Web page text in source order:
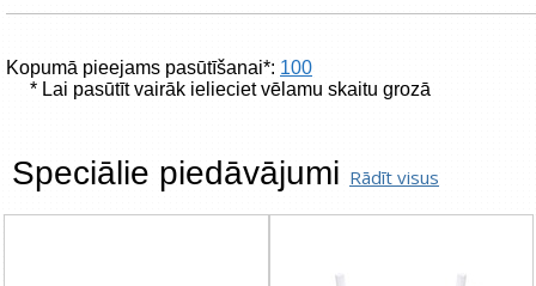
Kopumā pieejams pasūtīšanai*: 100
* Lai pasūtīt vairāk ielieciet vēlamu skaitu grozā
Speciālie piedāvājumi Rādīt visus